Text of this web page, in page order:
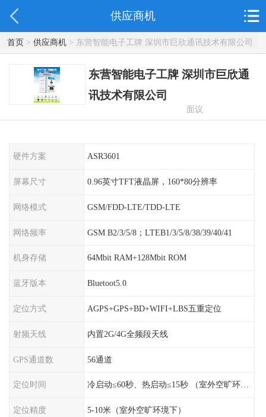
供应商机
首页> 供应商机> 东营智能电子工牌 深圳市巨欣通讯技术有限公司
东营智能电子工牌 深圳市巨欣通
讯技术有限公司
面议
硬件方案 ASR3601
屏幕尺寸 0.96英寸TFT液晶屏，160*80分辨率
网络模式 GSM/FDD-LTE/TDD-LTE
网络频率 GSM B2/3/5/8；LTEB1/3/5/8/38/39/40/41
机身存储 64Mbit RAM+128Mbit ROM
蓝牙版本 Bluetoot5.0
定位方式 AGPS+GPS+BD+WIFI+LBS五重定位
射频天线 内置2G/4G全频段天线
GPS通道数 56通道
定位时间 冷启动≤60秒、热启动≤15秒 （室外空旷环境）
定位精度 5-10米（室外空旷环境下）